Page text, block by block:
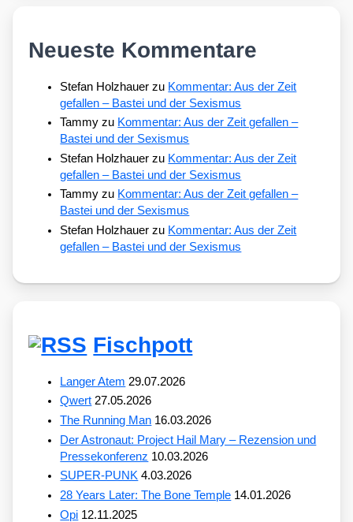
Neueste Kommentare
Stefan Holzhauer zu Kommentar: Aus der Zeit
gefallen – Bastei und der Sexismus
Tammy zu Kommentar: Aus der Zeit gefallen –
Bastei und der Sexismus
Stefan Holzhauer zu Kommentar: Aus der Zeit
gefallen – Bastei und der Sexismus
Tammy zu Kommentar: Aus der Zeit gefallen –
Bastei und der Sexismus
Stefan Holzhauer zu Kommentar: Aus der Zeit
gefallen – Bastei und der Sexismus
Fischpott
Langer Atem 29.07.2026
Qwert 27.05.2026
The Running Man 16.03.2026
Der Astronaut: Project Hail Mary – Rezension und
Pressekonferenz 10.03.2026
SUPER-PUNK 4.03.2026
28 Years Later: The Bone Temple 14.01.2026
Opi 12.11.2025